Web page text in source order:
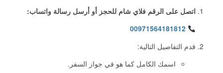
اتصل على الرقم فلاي شام للحجز أو أرسل رسالة واتساب:
00971564181812
قدم التفاصيل التالية:
اسمك الكامل كما هو في جواز السفر.